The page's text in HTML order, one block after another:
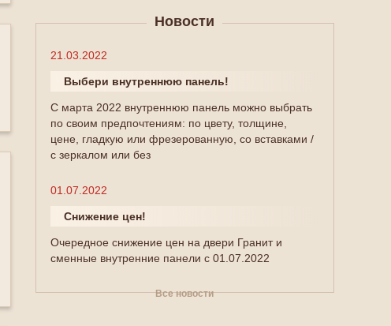
Новости
21.03.2022
Выбери внутреннюю панель!
С марта 2022 внутреннюю панель можно выбрать
по своим предпочтениям: по цвету, толщине,
цене, гладкую или фрезерованную, со вставками /
с зеркалом или без
01.07.2022
Снижение цен!
Очередное снижение цен на двери Гранит и
сменные внутренние панели с 01.07.2022
Все новости